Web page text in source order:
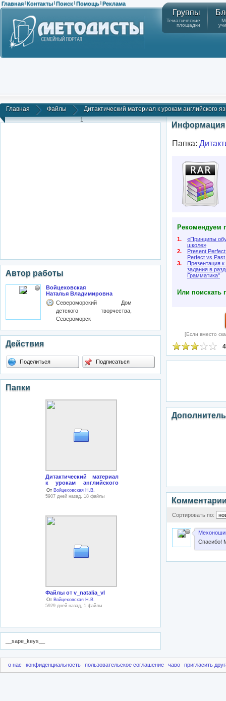
Главная | Контакты | Поиск | Помощь | Реклама
Группы
Тематические
площадки
Главная Файлы Дитактический материал к урокам английского
1
Автор работы
Войцеховская
Наталья Владимировна
Североморский Дом
детского творчества,
Североморск
Действия
Поделиться Подписаться
Папки
Дитактический материал
к урокам английского
языка
От Войцеховская Н.В.
5907 дней назад, 18 файлы
Файлы от v_natalia_vl
От Войцеховская Н.В.
5929 дней назад, 1 файлы
__sape_keys__
Информация
Папка:
Рекомендуем
1.
«Принципы
школе»
2.
Present
Perfect vs Past
3.
Презентация
задания в
Грамматика"
Или поискать
[Если вместо
Сортировать по:
Спасибо!
о нас конфиденциальность пользовательское соглашение чаво пригласить